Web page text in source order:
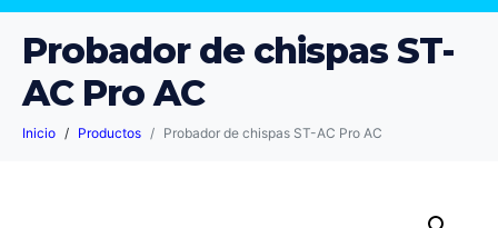
Probador de chispas ST-
AC Pro AC
Inicio Productos Probador de chispas ST-AC Pro AC